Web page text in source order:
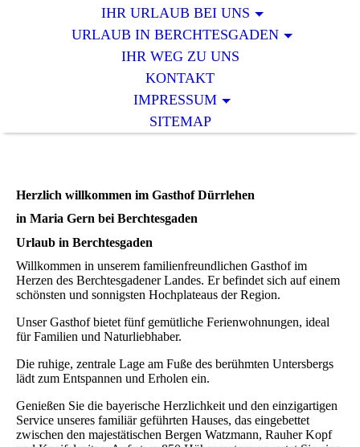
IHR URLAUB BEI UNS
URLAUB IN BERCHTESGADEN
IHR WEG ZU UNS
KONTAKT
IMPRESSUM
SITEMAP
Herzlich willkommen im Gasthof Dürrlehen
in Maria Gern bei Berchtesgaden
Urlaub in Berchtesgaden
Willkommen in unserem familienfreundlichen Gasthof im
Herzen des Berchtesgadener Landes. Er befindet sich auf einem
schönsten und sonnigsten Hochplateaus der Region.
Unser Gasthof bietet fünf gemütliche Ferienwohnungen, ideal
für Familien und Naturliebhaber.
Die ruhige, zentrale Lage am Fuße des berühmten Untersbergs
lädt zum Entspannen und Erholen ein.
Genießen Sie die bayerische Herzlichkeit und den einzigartigen
Service unseres familiär geführten Hauses, das eingebettet
zwischen den majestätischen Bergen Watzmann, Rauher Kopf